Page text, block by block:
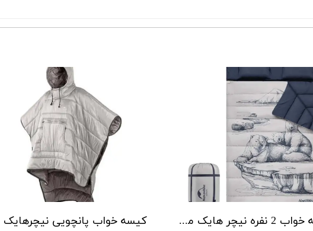
کیسه خواب 2 نفره نیچر هایک مدل پیلو | double sleeping bag pattern with pilow